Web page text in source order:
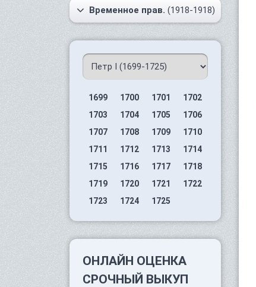
Временное прав. (1918-1918)
1699 1700 1701
1702
1703
1704 1705
1706
1707
1708 1709
1710
1711
1712 1713
1714
1715
1716 1717
1718
1719
1720 1721
1722
1723
1724 1725
ОНЛАЙН ОЦЕНКА
СРОЧНЫЙ ВЫКУП